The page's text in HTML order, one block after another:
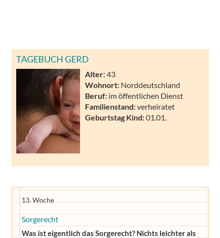
TAGEBUCH GERD
Alter:43
Wohnort: Norddeutschland
Beruf: im öffentlichen Dienst
Familienstand:verheiratet
Geburtstag Kind:01.01.
13. Woche
Sorgerecht
Was ist eigentlich das Sorgerecht? Nichts leichter als